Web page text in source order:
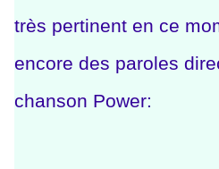
très pertinent en ce
encore des paroles
chanson Power: